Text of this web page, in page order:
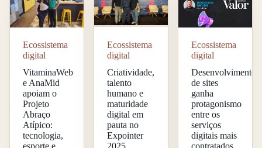
Ecossistema
digital
VitaminaWeb
e AnaMid
apoiam o
Projeto
Abraço
Atípico:
tecnologia,
esporte e
Ecossistema
digital
Criatividade,
talento
humano e
maturidade
digital em
pauta no
Expointer
2025
Ecossistema
digital
Desenvolvimento
de sites
ganha
protagonismo
entre os
serviços
digitais mais
contratados